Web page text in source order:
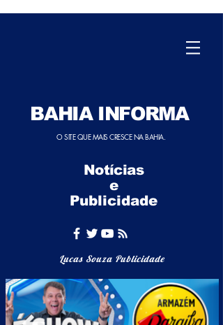
BAHIA INFORMA
O SITE QUE MAIS CRESCE NA BAHIA.
Notícias
e
Publicidade
Lucas Souza Publicidade